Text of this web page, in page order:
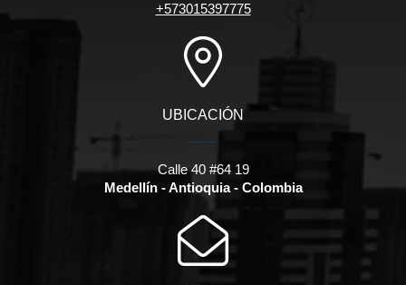
+573015397775
UBICACIÓN
Calle 40 #64 19
Medellín - Antioquia - Colombia